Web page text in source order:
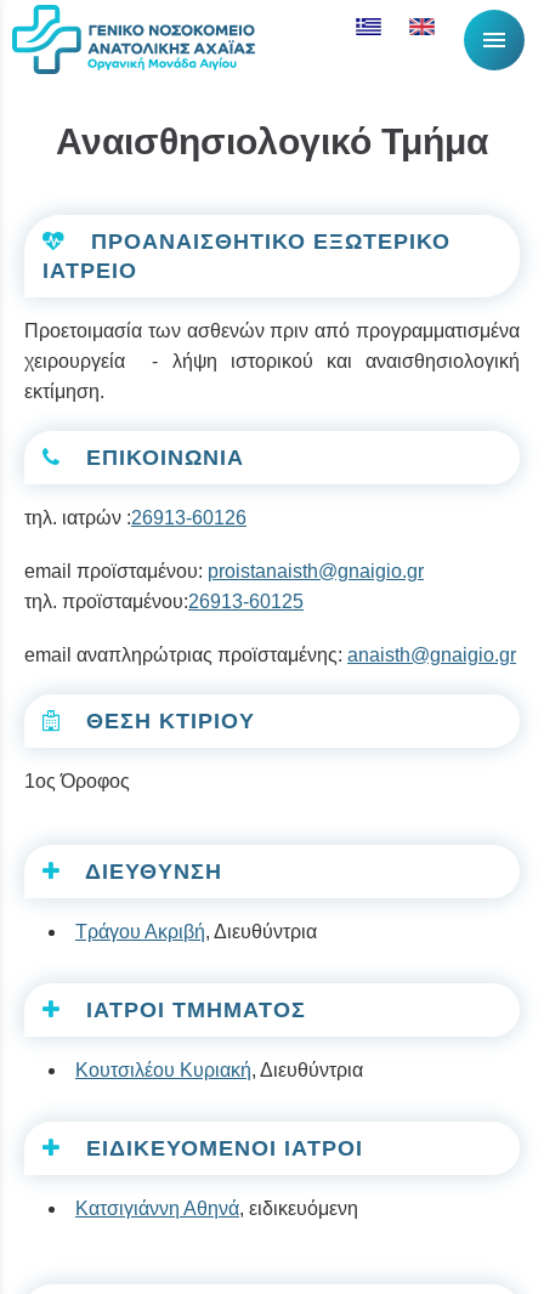
menu
Αναισθησιολογικό Τμήμα
ΠΡΟΑΝΑΙΣΘΗΤΙΚΟ ΕΞΩΤΕΡΙΚΟ
ΙΑΤΡΕΙΟ
Προετοιμασία των ασθενών πριν από προγραμματισμένα
χειρουργεία - λήψη ιστορικού και αναισθησιολογική
εκτίμηση.
ΕΠΙΚΟΙΝΩΝΙΑ
τηλ. ιατρών :26913-60126
email προϊσταμένου: proistanaisth@gnaigio.gr
τηλ. προϊσταμένου:26913-60125
email αναπληρώτριας προϊσταμένης: anaisth@gnaigio.gr
ΘΕΣΗ ΚΤΙΡΙΟΥ
1ος Όροφος
ΔΙΕΥΘΥΝΣΗ
Τράγου Ακριβή, Διευθύντρια
ΙΑΤΡΟΙ ΤΜΗΜΑΤΟΣ
Κουτσιλέου Κυριακή, Διευθύντρια
ΕΙΔΙΚΕΥΟΜΕΝΟΙ ΙΑΤΡΟΙ
Κατσιγιάννη Αθηνά, ειδικευόμενη